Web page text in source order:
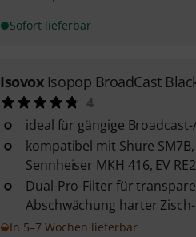
Sofort lieferbar
Isovox Isopop BroadCast
4
ideal für gängige
kompatibel mit Shure SM7B,
Sennheiser MKH 416, EV
Dual-Pro-Filter für
Abschwächung harter
In 5–7 Wochen lieferbar